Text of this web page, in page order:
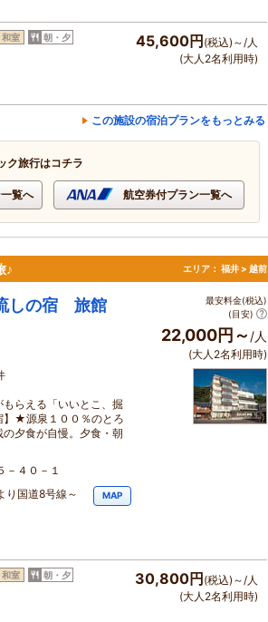
和室 朝・夕 45,600円(税込)～/人
(大人2名利用時)
この施設の宿泊プランをもっとみる
ク旅行はコチラ
覧へ 航空券付プラン一覧へ
♪ エリア： 福井 > 越前
しの宿 旅館
もらえる「いいとこ、掘
】★源泉１００％のとろ
夕食が自慢。夕食・朝
－４０－１
り国道8号線～
MAP
最安料金(税込)
(目安)
22,000円～/人
(大人2名利用時)
和室 朝・夕 30,800円 (税込)～/人
(大人2名利用時)